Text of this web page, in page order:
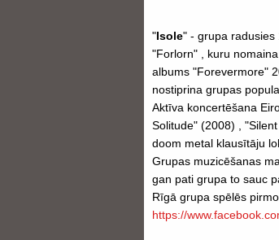
"Isole" - grupa radusies
"Forlorn" , kuru
albums "Forevermore"
nostiprina grupas
Aktīva koncertēšana
Solitude" (2008) ,
doom metal klausītāju
Grupas muzicēšanas
gan pati grupa to sauc
Rīgā grupa spēlēs
https://